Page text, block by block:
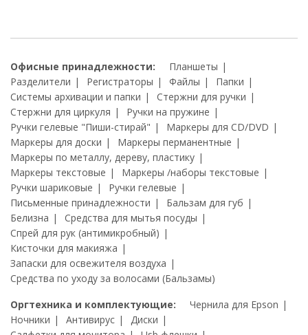
Офисные принадлежности:
Планшеты
Разделители
Регистраторы Файлы
Папки
Системы архивации и папки
Стержни для ручки
Стержни для циркуля
Ручки на пружине
Ручки гелевые "Пиши-стирай"
Маркеры для CD/DVD
Маркеры для доски
Маркеры перманентные
Маркеры по металлу, дереву, пластику
Маркеры текстовые
Маркеры /наборы текстовые
Ручки шариковые
Ручки гелевые
Письменные принадлежности
Бальзам для губ
Белизна
Средства для мытья посуды
Спрей для рук (антимикробный)
Кисточки для макияжа
Запаски для освежителя воздуха
Средства по уходу за волосами (Бальзамы)
Оргтехника и комплектующие:
Чернила для Epson
Ночники
Антивирус
Диски